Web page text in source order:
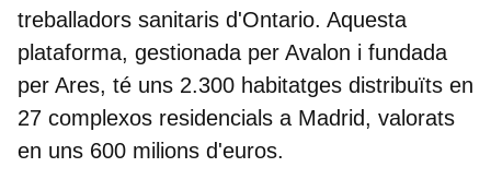
treballadors sanitaris d'Ontario. Aquesta
plataforma, gestionada per Avalon i fundada
per Ares, té uns 2.300 habitatges distribuïts en
27 complexos residencials a Madrid, valorats
en uns 600 milions d'euros.